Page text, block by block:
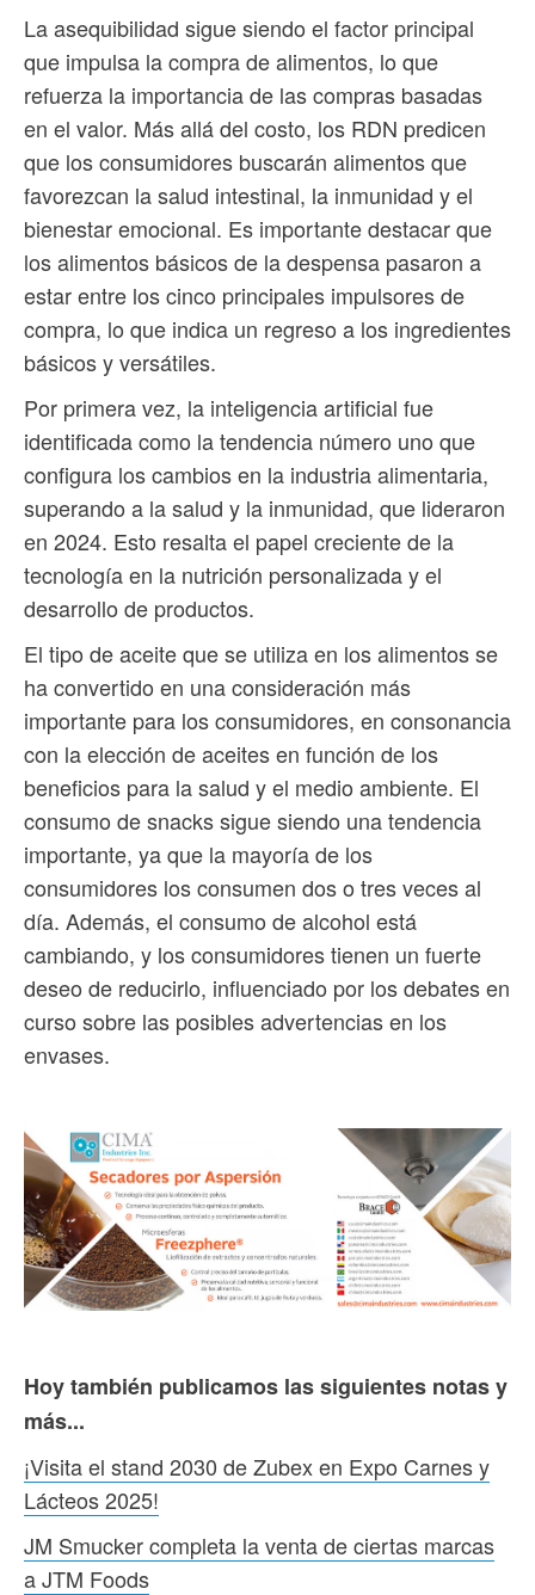
La asequibilidad sigue siendo el factor principal
que impulsa la compra de alimentos, lo que
refuerza la importancia de las compras basadas
en el valor. Más allá del costo, los RDN predicen
que los consumidores buscarán alimentos que
favorezcan la salud intestinal, la inmunidad y el
bienestar emocional. Es importante destacar que
los alimentos básicos de la despensa pasaron a
estar entre los cinco principales impulsores de
compra, lo que indica un regreso a los ingredientes
básicos y versátiles.
Por primera vez, la inteligencia artificial fue
identificada como la tendencia número uno que
configura los cambios en la industria alimentaria,
superando a la salud y la inmunidad, que lideraron
en 2024. Esto resalta el papel creciente de la
tecnología en la nutrición personalizada y el
desarrollo de productos.
El tipo de aceite que se utiliza en los alimentos se
ha convertido en una consideración más
importante para los consumidores, en consonancia
con la elección de aceites en función de los
beneficios para la salud y el medio ambiente. El
consumo de snacks sigue siendo una tendencia
importante, ya que la mayoría de los
consumidores los consumen dos o tres veces al
día. Además, el consumo de alcohol está
cambiando, y los consumidores tienen un fuerte
deseo de reducirlo, influenciado por los debates en
curso sobre las posibles advertencias en los
envases.
Hoy también publicamos las siguientes notas y
más...
¡Visita el stand 2030 de Zubex en Expo Carnes y
Lácteos 2025!
JM Smucker completa la venta de ciertas marcas
a JTM Foods